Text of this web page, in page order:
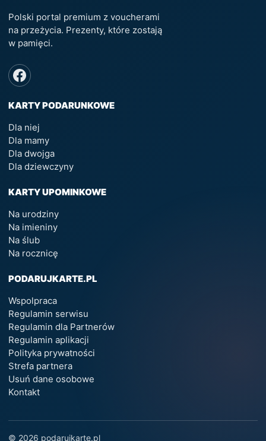
Polski portal premium z voucherami
na przeżycia. Prezenty, które zostają
w pamięci.
KARTY PODARUNKOWE
Dla niej
Dla mamy
Dla dwojga
Dla dziewczyny
KARTY UPOMINKOWE
Na urodziny
Na imieniny
Na ślub
Na rocznicę
PODARUJKARTE.PL
Wspolpraca
Regulamin serwisu
Regulamin dla Partnerów
Regulamin aplikacji
Polityka prywatności
Strefa partnera
Usuń dane osobowe
Kontakt
© 2026 podarujkarte.pl